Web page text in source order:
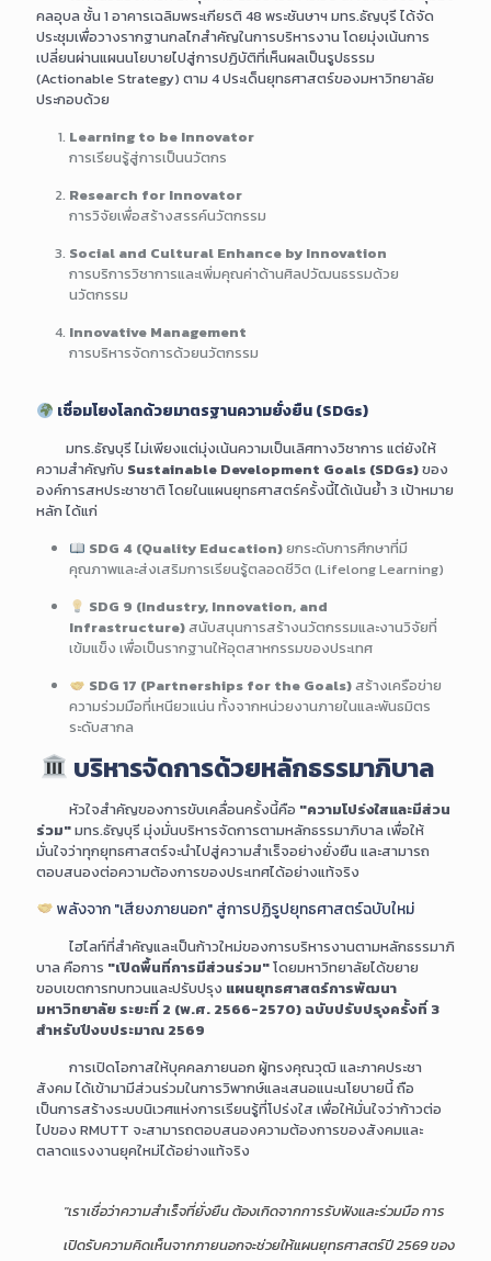
คลอุบล ชั้น 1 อาคารเฉลิมพระเกียรติ 48 พระชันษาฯ มทร.ธัญบุรี ได้จัด
ประชุมเพื่อวางรากฐานกลไกสำคัญในการบริหารงาน โดยมุ่งเน้นการ
เปลี่ยนผ่านแผนนโยบายไปสู่การปฏิบัติที่เห็นผลเป็นรูปธรรม
(Actionable Strategy) ตาม 4 ประเด็นยุทธศาสตร์ของมหาวิทยาลัย
ประกอบด้วย
Learning to be Innovator
การเรียนรู้สู่การเป็นนวัตกร
Research for Innovator
การวิจัยเพื่อสร้างสรรค์นวัตกรรม
Social and Cultural Enhance by Innovation
การบริการวิชาการและเพิ่มคุณค่าด้านศิลปวัฒนธรรมด้วย
นวัตกรรม
Innovative Management
การบริหารจัดการด้วยนวัตกรรม
เชื่อมโยงโลกด้วยมาตรฐานความยั่งยืน (SDGs)
มทร.ธัญบุรี ไม่เพียงแต่มุ่งเน้นความเป็นเลิศทางวิชาการ แต่ยังให้
ความสำคัญกับ Sustainable Development Goals (SDGs)ของ
องค์การสหประชาชาติ โดยในแผนยุทธศาสตร์ครั้งนี้ได้เน้นย้ำ 3 เป้าหมาย
หลัก ได้แก่
SDG 4 (Quality Education)ยกระดับการศึกษาที่มี
คุณภาพและส่งเสริมการเรียนรู้ตลอดชีวิต (Lifelong Learning)
SDG 9 (Industry, Innovation, and
Infrastructure)สนับสนุนการสร้างนวัตกรรมและงานวิจัยที่
เข้มแข็ง เพื่อเป็นรากฐานให้อุตสาหกรรมของประเทศ
SDG 17 (Partnerships for the Goals)สร้างเครือข่าย
ความร่วมมือที่เหนียวแน่น ทั้งจากหน่วยงานภายในและพันธมิตร
ระดับสากล
บริหารจัดการด้วยหลักธรรมาภิบาล
หัวใจสำคัญของการขับเคลื่อนครั้งนี้คือ "ความโปร่งใสและมีส่วน
ร่วม"มทร.ธัญบุรี มุ่งมั่นบริหารจัดการตามหลักธรรมาภิบาล เพื่อให้
มั่นใจว่าทุกยุทธศาสตร์จะนำไปสู่ความสำเร็จอย่างยั่งยืน และสามารถ
ตอบสนองต่อความต้องการของประเทศได้อย่างแท้จริง
พลังจาก "เสียงภายนอก" สู่การปฏิรูปยุทธศาสตร์ฉบับใหม่
ไฮไลท์ที่สำคัญและเป็นก้าวใหม่ของการบริหารงานตามหลักธรรมาภิ
บาล คือการ "เปิดพื้นที่การมีส่วนร่วม"โดยมหาวิทยาลัยได้ขยาย
ขอบเขตการทบทวนและปรับปรุง แผนยุทธศาสตร์การพัฒนา
มหาวิทยาลัย ระยะที่ 2 (พ.ศ. 2566-2570) ฉบับปรับปรุงครั้งที่ 3
สำหรับปีงบประมาณ 2569
การเปิดโอกาสให้บุคคลภายนอก ผู้ทรงคุณวุฒิ และภาคประชา
สังคม ได้เข้ามามีส่วนร่วมในการวิพากษ์และเสนอแนะนโยบายนี้ ถือ
เป็นการสร้างระบบนิเวศแห่งการเรียนรู้ที่โปร่งใส เพื่อให้มั่นใจว่าก้าวต่อ
ไปของ RMUTT จะสามารถตอบสนองความต้องการของสังคมและ
ตลาดแรงงานยุคใหม่ได้อย่างแท้จริง
"เราเชื่อว่าความสำเร็จที่ยั่งยืน ต้องเกิดจากการรับฟังและร่วมมือ การ
เปิดรับความคิดเห็นจากภายนอกจะช่วยให้แผนยุทธศาสตร์ปี 2569 ของ